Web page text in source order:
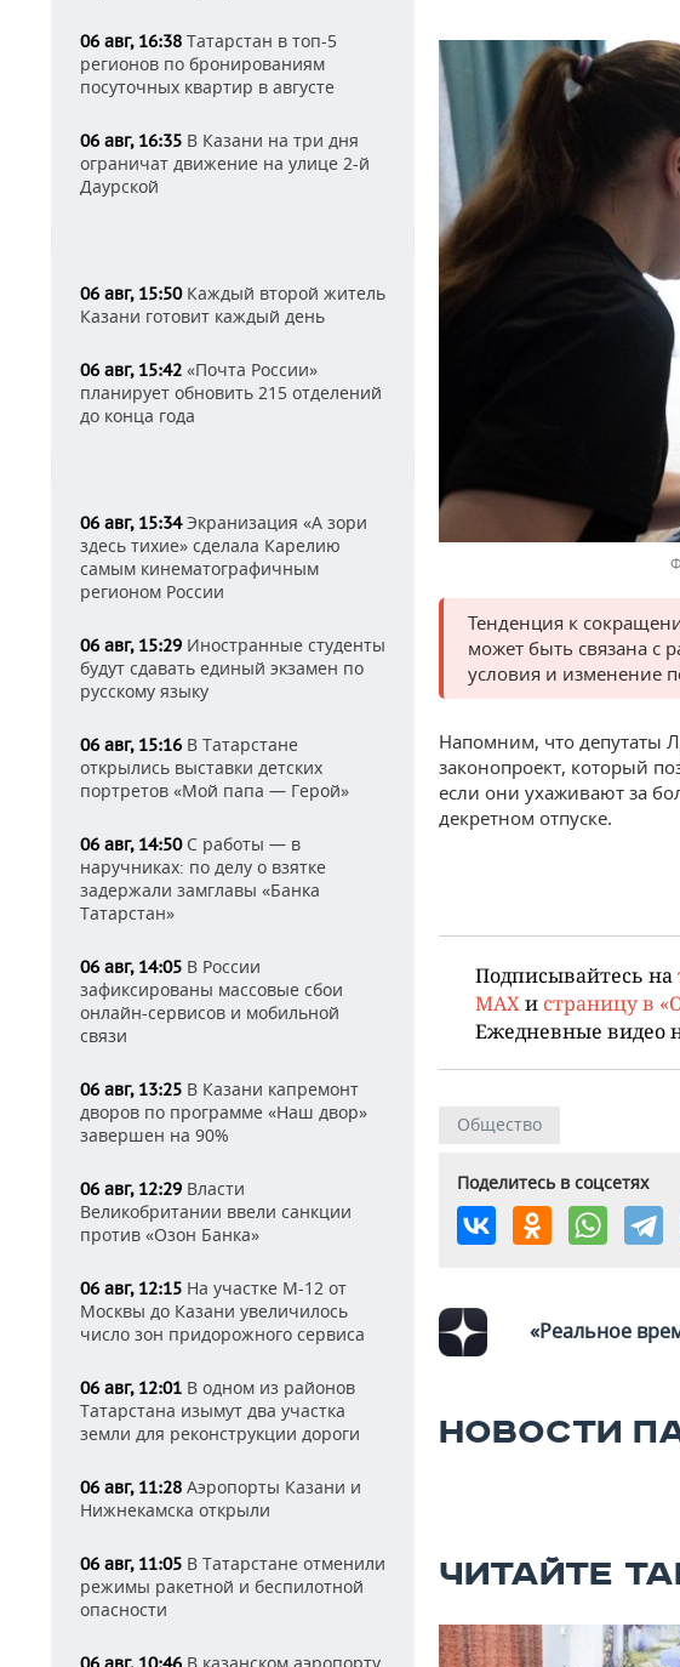
06 авг, 16:38 Татарстан в топ-5
регионов по бронированиям
посуточных квартир в августе
06 авг, 16:35 В Казани на три дня
ограничат движение на улице 2-й
Даурской
06 авг, 15:50Каждый второй житель
Казани готовит каждый день
06 авг, 15:42 «Почта России»
планирует обновить 215 отделений
до конца года
06 авг, 15:34Экранизация «А зори
здесь тихие» сделала Карелию
самым кинематографичным
регионом России
06 авг, 15:29 Иностранные студенты
будут сдавать единый экзамен по
русскому языку
06 авг, 15:16 В Татарстане
открылись выставки детских
портретов «Мой папа — Герой»
06 авг, 14:50С работы — в
наручниках: по делу о взятке
задержали замглавы «Банка
Татарстан»
06 авг, 14:05 В России
зафиксированы массовые сбои
онлайн-сервисов и мобильной
связи
06 авг, 13:25 В Казани капремонт
дворов по программе «Наш двор»
завершен на 90%
06 авг, 12:29 Власти
Великобритании ввели санкции
против «Озон Банка»
06 авг, 12:15 На участке М-12 от
Москвы до Казани увеличилось
число зон придорожного сервиса
06 авг, 12:01 В одном из районов
Татарстана изымут два участка
земли для реконструкции дороги
06 авг, 11:28 Аэропорты Казани и
Нижнекамска открыли
06 авг, 11:05 В Татарстане отменили
режимы ракетной и беспилотной
опасности
Тенденция к
может быть связана с
условия и изменение
Напомним, что депутаты
законопроект, который
если они ухаживают за
декретном отпуске.
Подписывайтесь на
MAX и страницу в
Ежедневные видео
Общество
Поделитесь в соцсетях
«Реальное
НОВОСТИ
ЧИТАЙТЕ